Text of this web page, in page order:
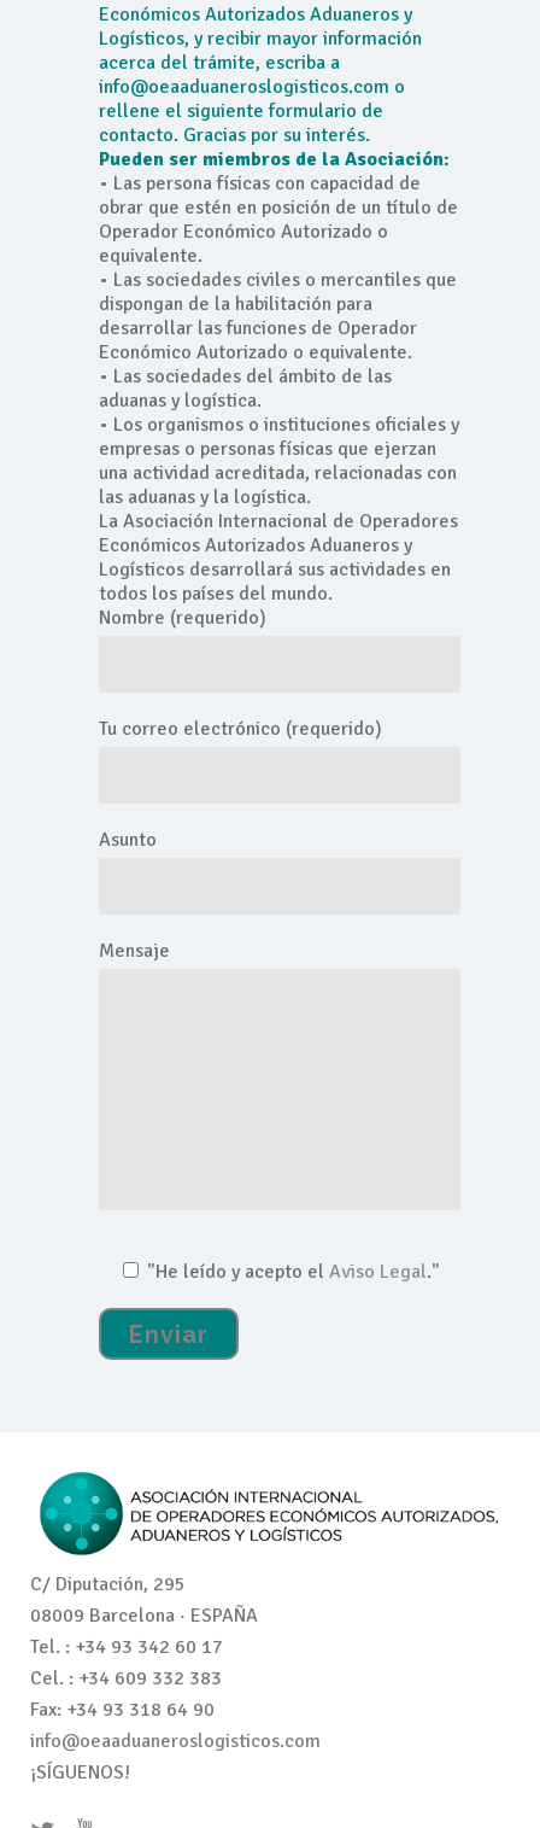
Económicos Autorizados Aduaneros y
Logísticos, y recibir mayor información
acerca del trámite, escriba a
info@oeaaduaneroslogisticos.com o
rellene el siguiente formulario de
contacto. Gracias por su interés.
Pueden ser miembros de la Asociación:
• Las persona físicas con capacidad de
obrar que estén en posición de un título de
Operador Económico Autorizado o
equivalente.
• Las sociedades civiles o mercantiles que
dispongan de la habilitación para
desarrollar las funciones de Operador
Económico Autorizado o equivalente.
• Las sociedades del ámbito de las
aduanas y logística.
• Los organismos o instituciones oficiales y
empresas o personas físicas que ejerzan
una actividad acreditada, relacionadas con
las aduanas y la logística.
La Asociación Internacional de Operadores
Económicos Autorizados Aduaneros y
Logísticos desarrollará sus actividades en
todos los países del mundo.
Nombre (requerido)
Tu correo electrónico (requerido)
Asunto
Mensaje
"He leído y acepto el Aviso Legal."
C/ Diputación, 295
08009 Barcelona · ESPAÑA
Tel. : +34 93 342 60 17
Cel. : +34 609 332 383
Fax: +34 93 318 64 90
info@oeaaduaneroslogisticos.com
¡SÍGUENOS!